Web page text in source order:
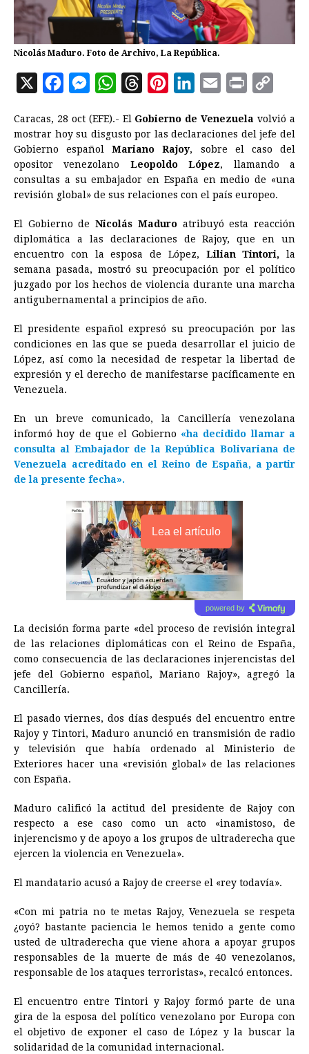
Nicolás Maduro. Foto de Archivo, La República.
X
c
e
b
o
k
M
s
s
e
n
e
r
W
a
t
s
A
p
r
e
a
d
n
t
e
r
s
t
n
k
e
d
n
a
i
l
i
n
t
p
L
i
k
Caracas, 28 oct (EFE).- El Gobierno de Venezuela volvió a
mostrar hoy su disgusto por las declaraciones del jefe del
Gobierno españolMariano Rajoy, sobre el caso del
opositor venezolano Leopoldo López, llamando a
consultas a su embajador en España en medio de «una
revisión global» de sus relaciones con el país europeo.
El Gobierno deNicolás Maduroatribuyó esta reacción
diplomática a las declaraciones de Rajoy, que en un
encuentro con la esposa de López, Lilian Tintori, la
semana pasada, mostró su preocupación por el político
juzgado por los hechos de violencia durante una marcha
antigubernamental a principios de año.
El presidente español expresó su preocupación por las
condiciones en las que se pueda desarrollar el juicio de
López, así como la necesidad de respetar la libertad de
expresión y el derecho de manifestarse pacíficamente en
Venezuela.
En un breve comunicado, la Cancillería venezolana
informó hoy de que el Gobierno «ha decidido llamar a
consulta al Embajador de la República Bolivariana de
Venezuela acreditado en el Reino de España, a partir
de la presente fecha».
Lea el artículo
powered by
La decisión forma parte «del proceso de revisión integral
de las relaciones diplomáticas con el Reino de España,
como consecuencia de las declaraciones injerencistas del
jefe del Gobierno español, Mariano Rajoy», agregó la
Cancillería.
El pasado viernes, dos días después del encuentro entre
Rajoy y Tintori, Maduro anunció en transmisión de radio
y televisión que había ordenado al Ministerio de
Exteriores hacer una «revisión global» de las relaciones
con España.
Maduro calificó la actitud del presidente de Rajoy con
respecto a ese caso como un acto «inamistoso, de
injerencismo y de apoyo a los grupos de ultraderecha que
ejercen la violencia en Venezuela».
El mandatario acusó a Rajoy de creerse el «rey todavía».
«Con mi patria no te metas Rajoy, Venezuela se respeta
¿oyó? bastante paciencia le hemos tenido a gente como
usted de ultraderecha que viene ahora a apoyar grupos
responsables de la muerte de más de 40 venezolanos,
responsable de los ataques terroristas», recalcó entonces.
El encuentro entre Tintori y Rajoy formó parte de una
gira de la esposa del político venezolano por Europa con
el objetivo de exponer el caso de López y la buscar la
solidaridad de la comunidad internacional.